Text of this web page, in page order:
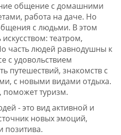
общение с домашними
работа на даче. Но
с людьми. В этом
театром,
часть людей равнодушны к
с удовольствием
путешествий, знакомств с
с новыми видами отдыха.
туризм.
- это вид активной и
новых эмоций,
позитива.